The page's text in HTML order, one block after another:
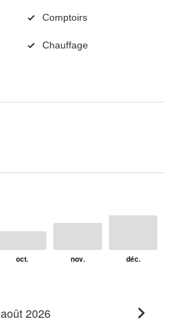
Comptoirs
Chauffage
août 2026